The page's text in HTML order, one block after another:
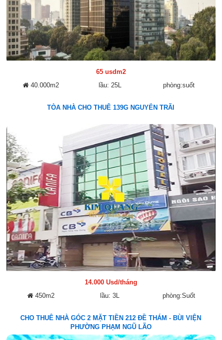
65 usdm2
40.000m2
lầu: 25L phòng:suốt
TÒA NHÀ CHO THUÊ 139G NGUYỄN TRÃI
14.000 Usd/tháng
450m2
lầu: 3L phòng:Suốt
CHO THUÊ NHÀ GÓC 2 MẶT TIỀN 212 ĐỀ THÁM - BÙI VIỆN
PHƯỜNG PHẠM NGŨ LÃO